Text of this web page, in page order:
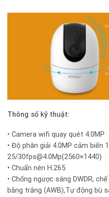
Thông số kỹ thuật:
• Camera wifi quay quét 4.0MP
• Độ phân giải 4.0MP cảm biến
25/30fps@4.0Mp(2560×1440)
• Chuẩn nén H.265.
• Chống ngược sáng DWDR,
bằng trắng (AWB),Tự động bù